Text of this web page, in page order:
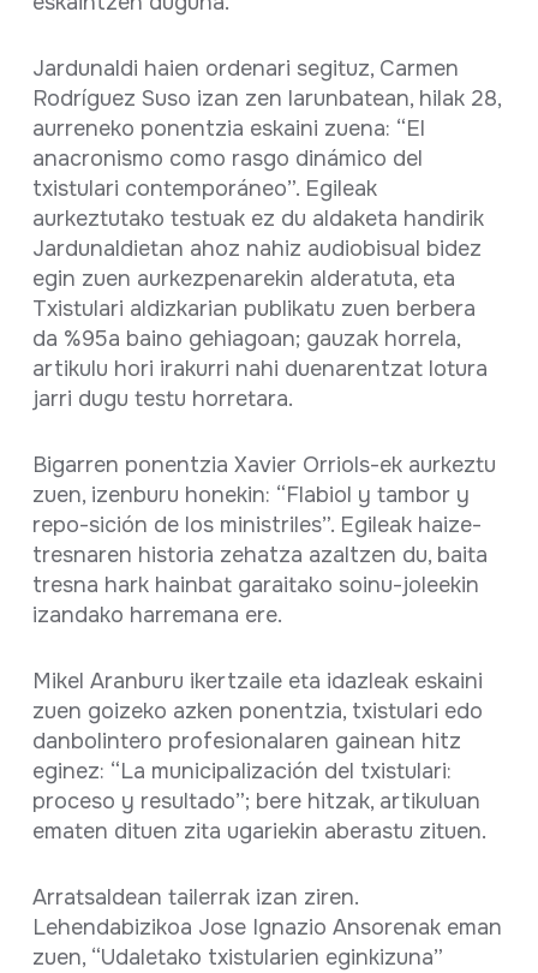
Jardunaldi haien ordenari segituz, Carmen
Rodríguez Suso izan zen larunbatean, hilak 28,
aurreneko ponentzia eskaini zuena: “El
anacronismo como rasgo dinámico del
txistulari contemporáneo”. Egileak
aurkeztutako testuak ez du aldaketa handirik
Jardunaldietan ahoz nahiz audiobisual bidez
egin zuen aurkezpenarekin alderatuta, eta
Txistulari aldizkarian publikatu zuen berbera
da %95a baino gehiagoan; gauzak horrela,
artikulu hori irakurri nahi duenarentzat lotura
jarri dugu testu horretara.
Bigarren ponentzia Xavier Orriols-ek aurkeztu
zuen, izenburu honekin: “Flabiol y tambor y
repo-sición de los ministriles”. Egileak haize-
tresnaren historia zehatza azaltzen du, baita
tresna hark hainbat garaitako soinu-joleekin
izandako harremana ere.
Mikel Aranburu ikertzaile eta idazleak eskaini
zuen goizeko azken ponentzia, txistulari edo
danbolintero profesionalaren gainean hitz
eginez: “La municipalización del txistulari:
proceso y resultado”; bere hitzak, artikuluan
ematen dituen zita ugariekin aberastu zituen.
Arratsaldean tailerrak izan ziren.
Lehendabizikoa Jose Ignazio Ansorenak eman
zuen, “Udaletako txistularien eginkizuna”